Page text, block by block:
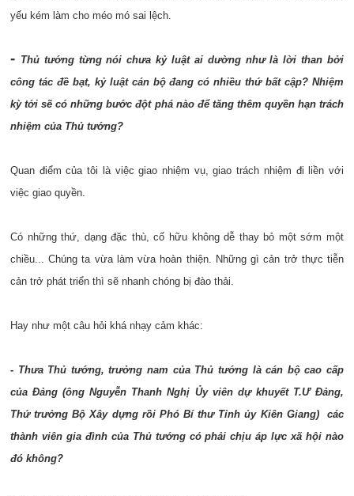
yếu kém làm cho méo mó sai lệch.
- Thủ tướng từng nói chưa kỷ luật ai dường như là lời than bởi
công tác đề bạt, kỷ luật cán bộ đang có nhiều thứ bất cập? Nhiệm
kỳ tới sẽ có những bước đột phá nào để tăng thêm quyền hạn trách
nhiệm của Thủ tướng?
Quan điểm của tôi là việc giao nhiệm vụ, giao trách nhiệm đi liền với
việc giao quyền.
Có những thứ, dạng đặc thù, cố hữu không dễ thay bỏ một sớm một
chiều... Chúng ta vừa làm vừa hoàn thiện. Những gì cản trở thực tiễn
cản trở phát triển thì sẽ nhanh chóng bị đào thải.
Hay như một câu hỏi khá nhạy cảm khác:
- Thưa Thủ tướng, trưởng nam của Thủ tướng là cán bộ cao cấp
của Đảng (ông Nguyễn Thanh Nghị Ủy viên dự khuyết T.Ư Đảng,
Thứ trưởng Bộ Xây dựng rồi Phó Bí thư Tỉnh ủy Kiên Giang) các
thành viên gia đình của Thủ tướng có phải chịu áp lực xã hội nào
đó không?